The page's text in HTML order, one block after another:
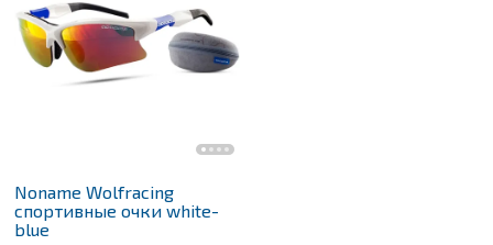
Noname Wolfracing
спортивные очки white-
blue